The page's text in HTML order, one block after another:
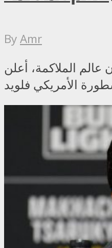
ByAmr
الملاكمة، أعلن